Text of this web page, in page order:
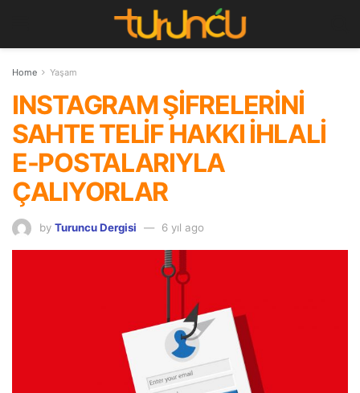
Home Yaşam
INSTAGRAM ŞİFRELERİNİ
SAHTE TELİF HAKKI İHLALİ
E-POSTALARIYLA
ÇALIYORLAR
by Turuncu Dergisi 6 yıl ago